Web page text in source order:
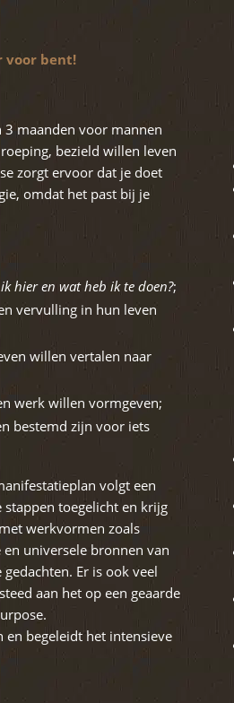
voor bent!
3 maanden voor mannen
bezield willen leven
zorgt ervoor dat je doet
omdat het past bij je
hier en wat heb ik te doen?;
vervulling in hun leven
willen vertalen naar
werk willen vormgeven;
bestemd zijn voor iets
volgt een
toegelicht en krijg
werkvormen zoals
universele bronnen van
Er is ook veel
aan het op een geaarde
en begeleidt het intensieve